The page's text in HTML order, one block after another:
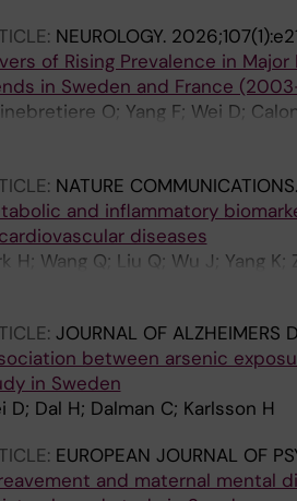
NEUROLOGY.
of Rising Prevalence in
in Sweden and France
O; Yang F; Wei D;
W; Del Mar Amador M;
NATURE COMMUNICATIONS.
and inflammatory
diseases
H; Wang Q; Liu Q; Wu J; Yang
JOURNAL OF ALZHEIMERS
between arsenic
in Sweden
D; Dal H; Dalman C; Karlsson H
EUROPEAN JOURNAL OF
and maternal mental